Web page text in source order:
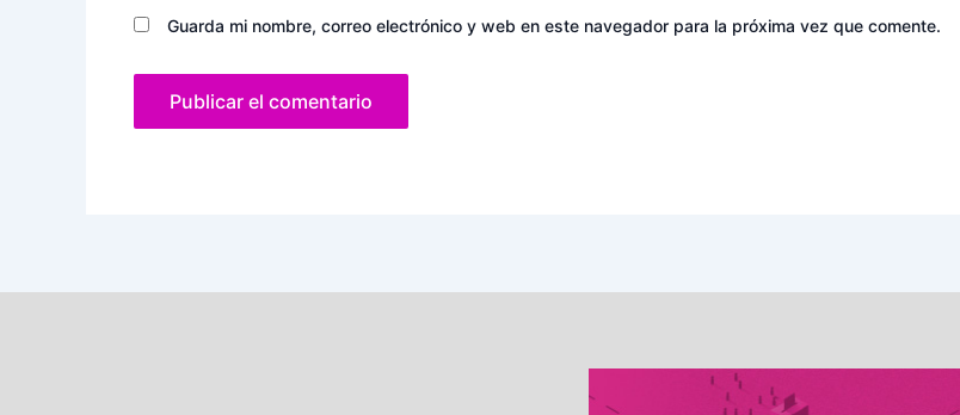
Guarda mi nombre, correo electrónico y web en este navegador para la próxima vez que comente.